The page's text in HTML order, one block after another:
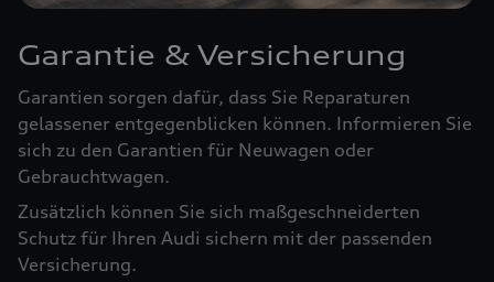
Garantie & Versicherung
Garantien sorgen dafür, dass Sie Reparaturen
gelassener entgegenblicken können. Informieren Sie
sich zu den Garantien für Neuwagen oder
Gebrauchtwagen.
Zusätzlich können Sie sich maßgeschneiderten
Schutz für Ihren Audi sichern mit der passenden
Versicherung.